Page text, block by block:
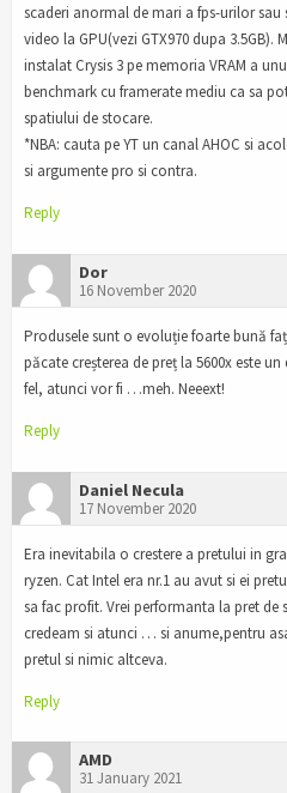
scaderi anormal de mari a fps-urilor sau
video la GPU(vezi GTX970 dupa 3.5GB).
instalat Crysis 3 pe memoria VRAM a
benchmark cu framerate mediu ca sa
spatiului de stocare.
*NBA: cauta pe YT un canal AHOC si
si argumente pro si contra.
Reply
Dor
16 November 2020
Produsele sunt o evoluție foarte bună
păcate creșterea de preț la 5600x este
fel, atunci vor fi …meh. Neeext!
Reply
Daniel Necula
17 November 2020
Era inevitabila o crestere a pretului in
ryzen. Cat Intel era nr.1 au avut si ei
sa fac profit. Vrei performanta la pret de
credeam si atunci … si anume,pentru
pretul si nimic altceva.
Reply
AMD
31 January 2021